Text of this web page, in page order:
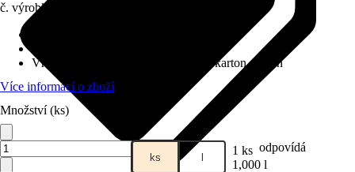
č. výrobku
Vhodné pro podklad
Omítky, Sádrokarton, Beton
Více informací o zboží
Množství (ks)
ks l 1 ks odpovídá
1,000 l